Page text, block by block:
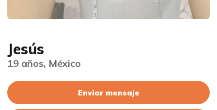
Jesús
19 años, México
Enviar mensaje